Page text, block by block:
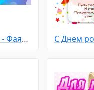
С Днем Свадьбы - Фаянсовая 9 лет